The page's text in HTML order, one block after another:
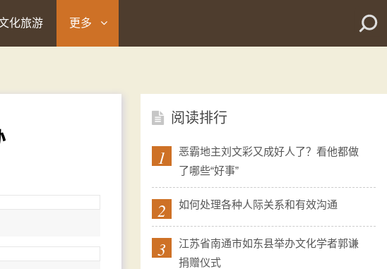
化旅游 更多
阅读排行
1
恶霸地主刘文彩又成好人了？看他都做
了哪些“好事”
2 如何处理各种人际关系和有效沟通
3
江苏省南通市如东县举办文化学者郭谦
捐赠仪式